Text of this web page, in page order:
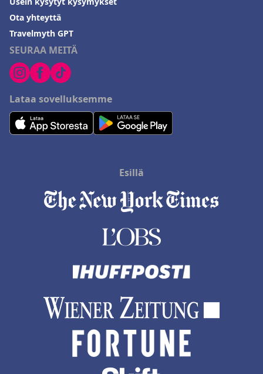
SEURAA MEITÄ
Lataa sovelluksemme
Ota yhteyttä
Travelmyth GPT
Esillä